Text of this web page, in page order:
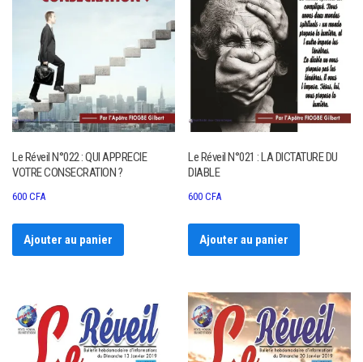
Le Réveil N°022 : QUI APPRECIE
VOTRE CONSECRATION ?
600 CFA
Ajouter au panier
Le Réveil N°021 : LA DICTATURE DU
DIABLE
600CFA
Ajouter au panier